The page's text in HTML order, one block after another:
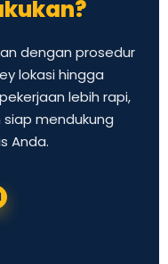
dengan prosedur
lokasi hingga
lebih rapi,
mendukung
Anda.